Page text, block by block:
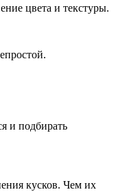
цвета и текстуры.
и подбирать
кусков. Чем их